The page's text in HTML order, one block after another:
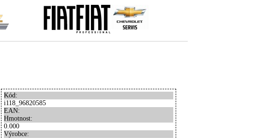
Kód:
i118_96820585
EAN:
Hmotnost:
0.000
Výrobce: